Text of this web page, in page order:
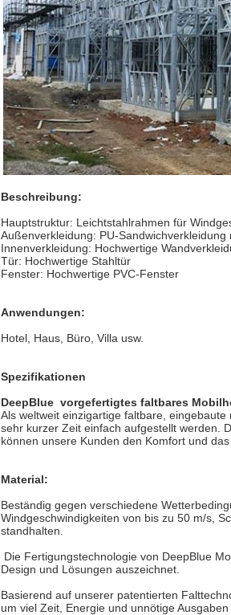
Beschreibung:
Hauptstruktur: Leichtstahlrahmen für
Außenverkleidung: PU-Sandwichverkleidung
Innenverkleidung: Hochwertige
Tür: Hochwertige Stahltür
Fenster: Hochwertige PVC-Fenster
Anwendungen:
Hotel, Haus, Büro, Villa usw.
Spezifikationen
DeepBlue vorgefertigtes faltbares
Als weltweit einzigartige faltbare,
sehr kurzer Zeit einfach aufgestellt werden.
können unsere Kunden den Komfort und
Material:
Beständig gegen verschiedene
Windgeschwindigkeiten von bis zu 50 m/s,
standhalten.
Die Fertigungstechnologie von DeepBlue
Design und Lösungen auszeichnet.
Basierend auf unserer patentierten
um viel Zeit, Energie und unnötige Ausgaben